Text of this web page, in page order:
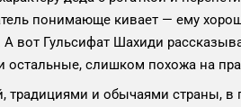
понимающе кивает — ему
вот Гульсифат Шахиди
остальные, слишком похожа на
традициями и обычаями страны,